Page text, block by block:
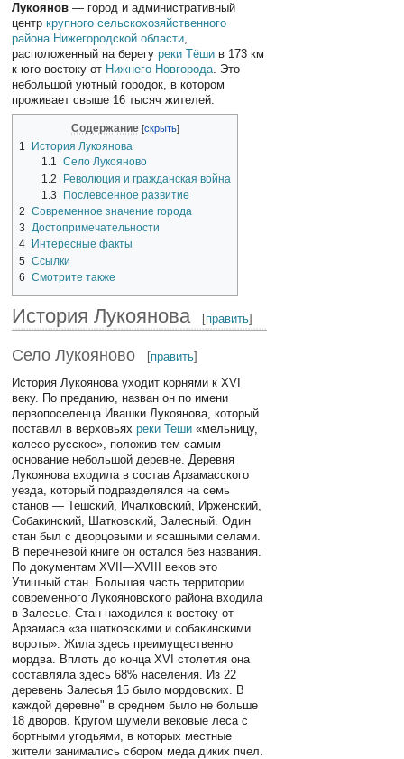
Лукоянов — город и административный
центркрупного сельскохозяйственного
района Нижегородской области,
расположенный на берегуреки Тёши в 173 км
к юго-востоку от Нижнего Новгорода. Это
небольшой уютный городок, в котором
проживает свыше 16 тысяч жителей.
Содержание
1
История Лукоянова
1.1 Село Лукояново
1.2
Революция и гражданская война
1.3
Послевоенное развитие
2
Современное значение города
3
Достопримечательности
4
Интересные факты
5 Ссылки
6
Смотрите также
История Лукоянова [править]
Село Лукояново [править]
История Лукоянова уходит корнями к XVI
веку. По преданию, назван он по имени
первопоселенца Ивашки Лукоянова, который
поставил в верховьяхреки Теши «мельницу,
колесо русское», положив тем самым
основание небольшой деревне. Деревня
Лукоянова входила в состав Арзамасского
уезда, который подразделялся на семь
станов — Тешский, Ичалковский, Ирженский,
Собакинский, Шатковский, Залесный. Один
стан был с дворцовыми и ясашными селами.
В перечневой книге он остался без названия.
По документам XVII—XVIII веков это
Утишный стан. Большая часть территории
современного Лукояновского района входила
в Залесье. Стан находился к востоку от
Арзамаса «за шатковскими и собакинскими
вороты». Жила здесь преимущественно
мордва. Вплоть до конца XVI столетия она
составляла здесь 68% насе­ления. Из 22
деревень Залесья 15 было мордовских. В
каждой деревне" в среднем было не больше
18 дворов. Кругом шумели вековые леса с
бортными угодьями, в которых местные
жители занимались сбором меда диких пчел.